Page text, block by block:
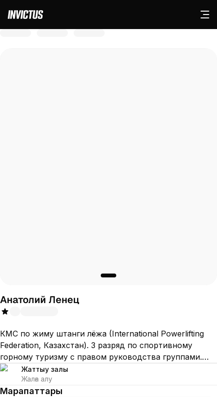
Анатолий Ленец
КМС по жиму штанги лёжа (International Powerlifting
Federation, Казахстан). 3 разряд по спортивному
горному туризму с правом руководства группами.
Участник походов 2 категории сложности. Фитнес-
тренер и горный гид с системным подходом к
результату. Специализируюсь на: — грамотном
Жаттығу залы
Жалға алу
Марапаттары